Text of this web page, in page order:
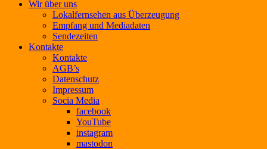
Wir über uns
Lokalfernsehen aus Überzeugung
Empfang und Mediadaten
Sendezeiten
Kontakte
Kontakte
AGB’s
Datenschutz
Impressum
Socia Media
facebook
YouTube
instagram
mastodon